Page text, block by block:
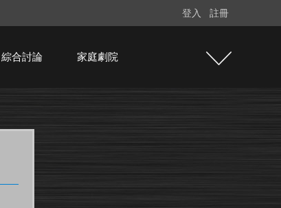
登入 註冊
綜合討論 家庭劇院